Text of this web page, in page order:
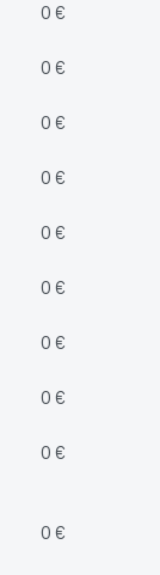
0 €
0 €
0 €
0 €
0 €
0 €
0 €
0 €
0 €
0 €